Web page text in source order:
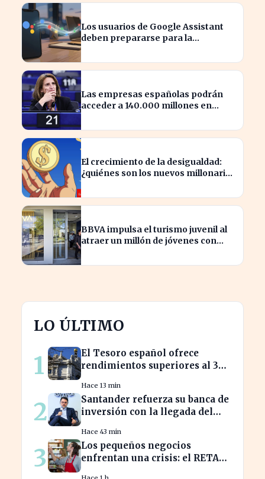
Los usuarios de Google Assistant
deben prepararse para la
dispositivos.
Las empresas españolas podrán
acceder a 140.000 millones en
El crecimiento de la desigualdad:
¿quiénes son los nuevos millonarios
BBVA impulsa el turismo juvenil al
atraer un millón de jóvenes con
LO ÚLTIMO
1
El Tesoro español ofrece
rendimientos superiores al 3%
Hace 13 min
2
Santander refuerza su banca de
inversión con la llegada del
Hace 43 min
3
Los pequeños negocios
enfrentan una crisis: el RETA